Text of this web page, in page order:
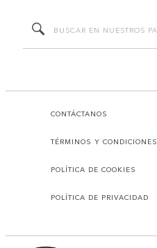
CONTÁCTANOS
TÉRMINOS Y CONDICIONES
POLÍTICA DE COOKIES
POLÍTICA DE PRIVACIDAD